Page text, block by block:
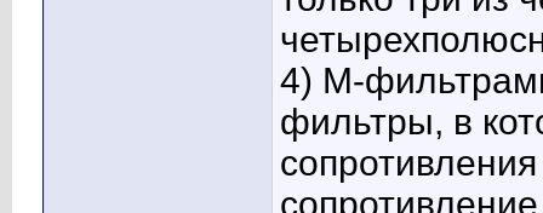
4) M-
фильтры, в